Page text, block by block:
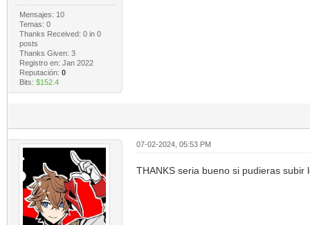
Mensajes: 10
Temas: 0
Thanks Received: 0in 0
posts
Thanks Given: 3
Registro en: Jan 2022
Reputación: 0
Bits: $152.4
07-02-2024, 05:53 PM
THANKS seria bueno si pudieras subir